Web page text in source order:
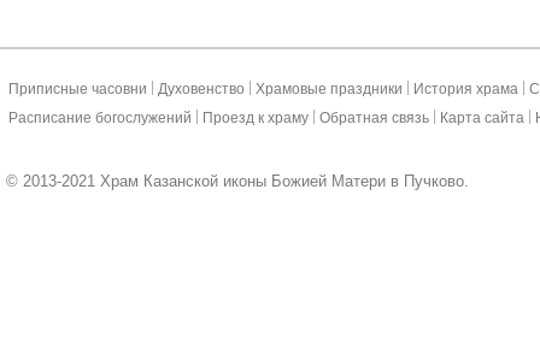
Приписные часовни Духовенство Храмовые праздники История храма
Расписание богослужений
Проезд к храму Обратная связь Карта сайта
© 2013-2021 Храм Казанской иконы Божией Матери в Пучково.